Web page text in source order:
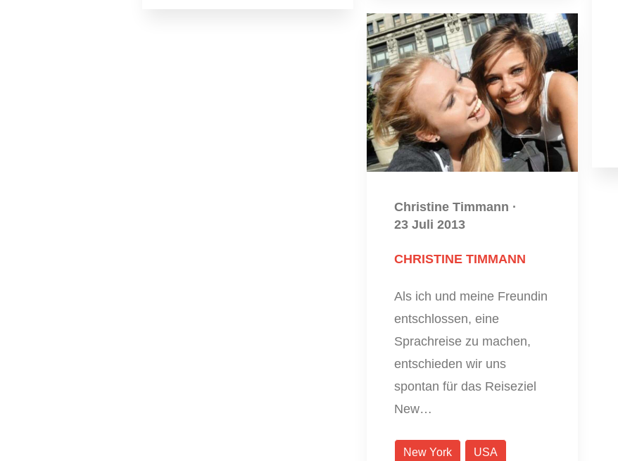
Christine Timmann ·
23 Juli 2013
CHRISTINE TIMMANN
Als ich und meine Freundin
entschlossen, eine
Sprachreise zu machen,
entschieden wir uns
spontan für das Reiseziel
New…
New York USA